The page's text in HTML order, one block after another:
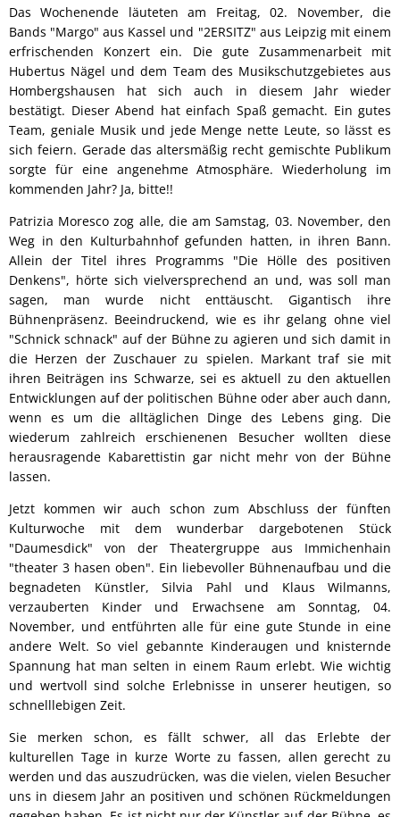
Das Wochenende läuteten am Freitag, 02. November, die
Bands "Margo" aus Kassel und "2ERSITZ" aus Leipzig mit einem
erfrischenden Konzert ein. Die gute Zusammenarbeit mit
Hubertus Nägel und dem Team des Musikschutzgebietes aus
Hombergshausen hat sich auch in diesem Jahr wieder
bestätigt. Dieser Abend hat einfach Spaß gemacht. Ein gutes
Team, geniale Musik und jede Menge nette Leute, so lässt es
sich feiern. Gerade das altersmäßig recht gemischte Publikum
sorgte für eine angenehme Atmosphäre. Wiederholung im
kommenden Jahr? Ja, bitte!!
Patrizia Moresco zog alle, die am Samstag, 03. November, den
Weg in den Kulturbahnhof gefunden hatten, in ihren Bann.
Allein der Titel ihres Programms "Die Hölle des positiven
Denkens", hörte sich vielversprechend an und, was soll man
sagen, man wurde nicht enttäuscht. Gigantisch ihre
Bühnenpräsenz. Beeindruckend, wie es ihr gelang ohne viel
"Schnick schnack" auf der Bühne zu agieren und sich damit in
die Herzen der Zuschauer zu spielen. Markant traf sie mit
ihren Beiträgen ins Schwarze, sei es aktuell zu den aktuellen
Entwicklungen auf der politischen Bühne oder aber auch dann,
wenn es um die alltäglichen Dinge des Lebens ging. Die
wiederum zahlreich erschienenen Besucher wollten diese
herausragende Kabarettistin gar nicht mehr von der Bühne
lassen.
Jetzt kommen wir auch schon zum Abschluss der fünften
Kulturwoche mit dem wunderbar dargebotenen Stück
"Daumesdick" von der Theatergruppe aus Immichenhain
"theater 3 hasen oben". Ein liebevoller Bühnenaufbau und die
begnadeten Künstler, Silvia Pahl und Klaus Wilmanns,
verzauberten Kinder und Erwachsene am Sonntag, 04.
November, und entführten alle für eine gute Stunde in eine
andere Welt. So viel gebannte Kinderaugen und knisternde
Spannung hat man selten in einem Raum erlebt. Wie wichtig
und wertvoll sind solche Erlebnisse in unserer heutigen, so
schnelllebigen Zeit.
Sie merken schon, es fällt schwer, all das Erlebte der
kulturellen Tage in kurze Worte zu fassen, allen gerecht zu
werden und das auszudrücken, was die vielen, vielen Besucher
uns in diesem Jahr an positiven und schönen Rückmeldungen